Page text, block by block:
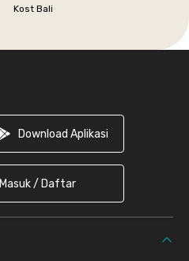
Kost Bali
Download Aplikasi
Masuk / Daftar